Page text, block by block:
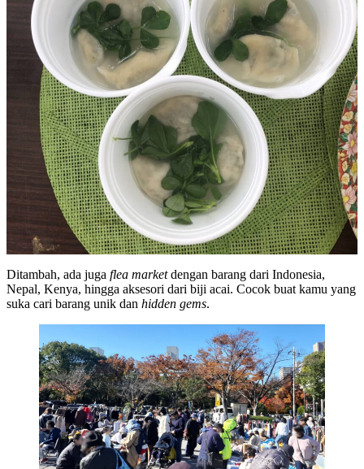
Ditambah, ada juga flea marketdengan barang dari Indonesia,
Nepal, Kenya, hingga aksesori dari biji acai. Cocok buat kamu yang
suka cari barang unik dan hidden gems.